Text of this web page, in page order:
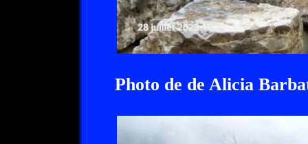
Photo de de Alicia